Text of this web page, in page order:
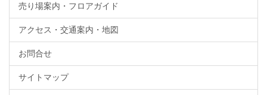
売り場案内・フロアガイド
アクセス・交通案内・地図
お問合せ
サイトマップ